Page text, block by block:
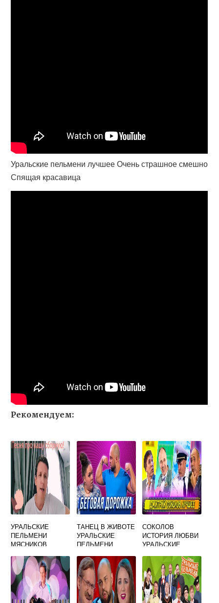
Уральские пельмени лучшее Очень страшное смешно
Спящая красавица
Рекомендуем:
УРАЛЬСКИЕ
ПЕЛЬМЕНИ
МЯСНИКОВ
ПЕСНЯ
ТАНЕЦ В ЖИВОТЕ
УРАЛЬСКИЕ
ПЕЛЬМЕНИ
СОКОЛОВ
ИСТОРИЯ ЛЮБВИ
УРАЛЬСКИЕ